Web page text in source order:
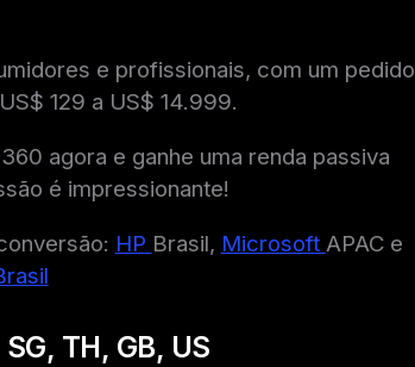
e profissionais, com um pedido
129 a US$ 14.999.
agora e ganhe uma renda passiva
é impressionante!
HP Brasil, Microsoft APAC e
TH, GB, US